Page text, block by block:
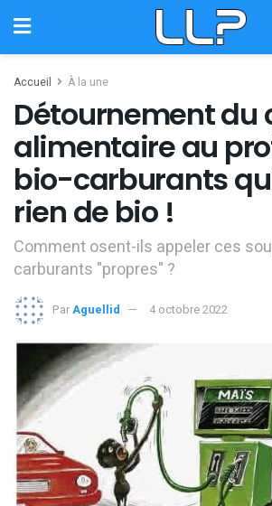
Accueil À la une
Détournement du
alimentaire au
bio-carburants
rien de bio !
Comment osent-ils appeler ces
carburants "propres" ?
ParAguellid 4 octobre 2022